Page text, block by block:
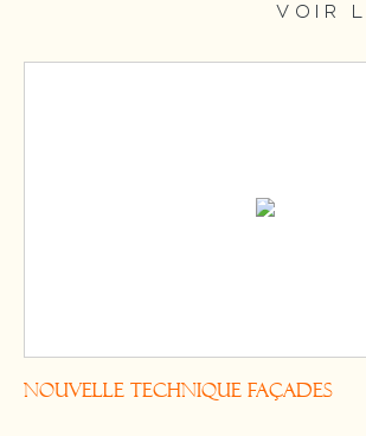
VOIR
Nouvelle Technique Façades